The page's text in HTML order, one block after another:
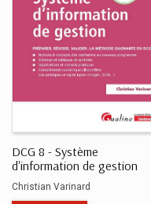
DCG 8 - Système
d'information de gestion
Christian Varinard